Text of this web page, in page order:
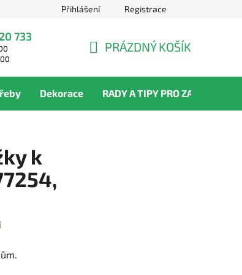
Přihlášení Registrace
733
KOŠÍK
PRÁZDNÝ KOŠÍK
Dekorace RADY A TIPY PRO ZAHRADNÍKY
k